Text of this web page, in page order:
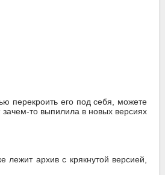
перекроить его под себя, можете
то выпилила в новых версиях
архив с крякнутой версией,